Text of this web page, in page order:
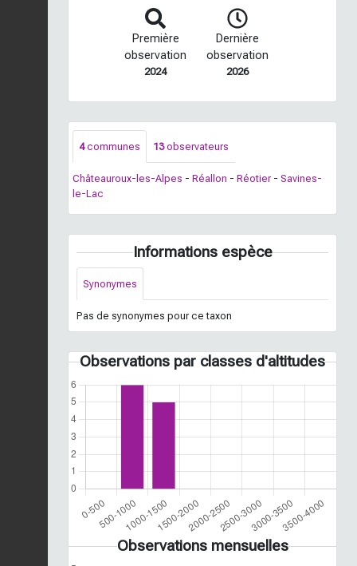
Première
observation
2024
Dernière
observation
2026
4communes 13observateurs
Châteauroux-les-Alpes - Réallon - Réotier - Savines-
le-Lac
Informations espèce
Synonymes
Pas de synonymes pour ce taxon
Observations par classes d'altitudes
Observations mensuelles